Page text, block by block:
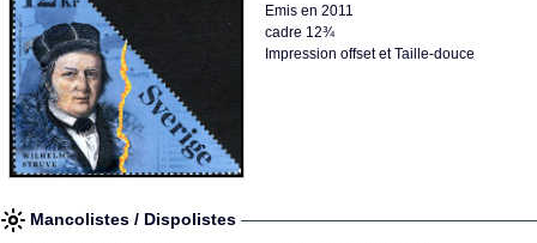
Emis en 2011
cadre 12¾
Impression offset et Taille-douce
Mancolistes / Dispolistes